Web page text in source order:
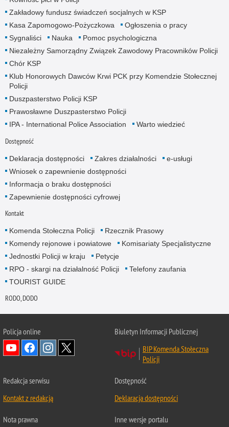
Zakładowy fundusz świadczeń socjalnych w KSP
Kasa Zapomogowo-Pożyczkowa
Ogłoszenia o pracy
Sygnaliści
Nauka
Pomoc psychologiczna
Niezależny Samorządny Związek Zawodowy Pracowników Policji
Chór KSP
Klub Honorowych Dawców Krwi PCK przy Komendzie Stołecznej
Policji
Duszpasterstwo Policji KSP
Prawosławne Duszpasterstwo Policji
IPA - International Police Association
Warto wiedzieć
Dostępność
Deklaracja dostępności Zakres działalności
e-usługi
Wniosek o zapewnienie dostępności
Informacja o braku dostępności
Zapewnienie dostępności cyfrowej
Kontakt
Komenda Stołeczna Policji
Rzecznik Prasowy
Komendy rejonowe i powiatowe
Komisariaty Specjalistyczne
Jednostki Policji w kraju
Petycje
RPO - skargi na działalność Policji
Telefony zaufania
TOURIST GUIDE
RODO, DODO
Policja online
Biuletyn Informacji Publicznej
BIP Komenda Stołeczna
Policji
Redakcja serwisu
Kontakt z redakcją
Dostępność
Deklaracja dostępności
Nota prawna Inne wersje portalu